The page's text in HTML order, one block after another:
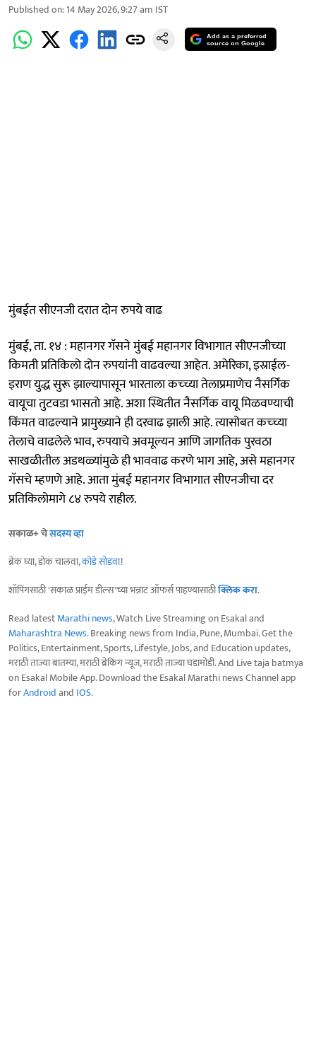
Published on:14 May 2026, 9:27 am IST
Add as a preferred
source on Google
मुंबईत सीएनजी दरात दोन रुपये वाढ
मुंबई, ता. १४ : महानगर गॅसने मुंबई महानगर विभागात सीएनजीच्या
किमती प्रतिकिलो दोन रुपयांनी वाढवल्या आहेत. अमेरिका, इस्राईल-
इराण युद्ध सुरू झाल्यापासून भारताला कच्च्या तेलाप्रमाणेच नैसर्गिक
वायूचा तुटवडा भासतो आहे. अशा स्थितीत नैसर्गिक वायू मिळवण्याची
किंमत वाढल्याने प्रामुख्याने ही दरवाढ झाली आहे. त्यासोबत कच्च्या
तेलाचे वाढलेले भाव, रुपयाचे अवमूल्यन आणि जागतिक पुरवठा
साखळीतील अडथळ्यांमुळे ही भाववाढ करणे भाग आहे, असे महानगर
गॅसचे म्हणणे आहे. आता मुंबई महानगर विभागात सीएनजीचा दर
प्रतिकिलोमागे ८४ रुपये राहील.
सकाळ+ चेसदस्य व्हा
ब्रेक घ्या, डोकं चालवा,कोडे सोडवा!
शॉपिंगसाठी 'सकाळ प्राईम डील्स'च्या भन्नाट ऑफर्स पाहण्यासाठीक्लिक करा.
Read latestMarathi news, Watch Live Streaming on Esakal and
Maharashtra News. Breaking news from India, Pune, Mumbai. Get the
Politics, Entertainment, Sports, Lifestyle, Jobs, and Education updates,
मराठी ताज्या बातम्या, मराठी ब्रेकिंग न्यूज, मराठी ताज्या घडामोडी. And Live taja batmya
on Esakal Mobile App. Download the Esakal Marathi news Channel app
forAndroidand IOS.